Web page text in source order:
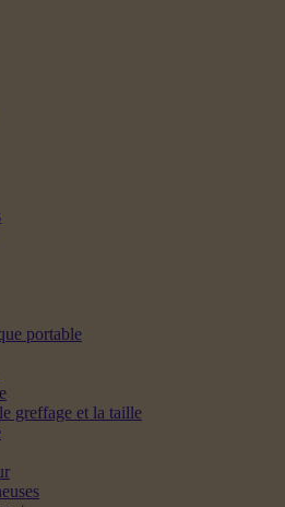
portable
greffage et la taille